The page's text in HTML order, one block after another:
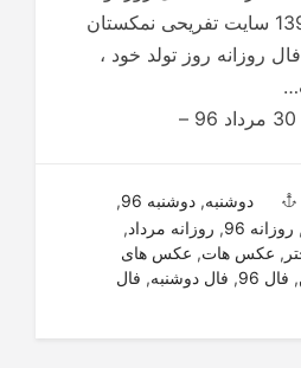
امروز 30 مرداد 1396 سایت تفریحی نمکستان
روزانه روز تولد خود ،
, دوشنبه 96
,
, روزانه 96 , روزانه مرداد,
, عکس هات, عکس های
, فال 96 , فال دوشنبه, فال